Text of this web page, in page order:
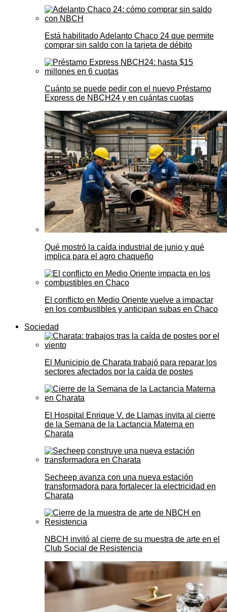
Está habilitado Adelanto Chaco 24 que permite
comprar sin saldo con la tarjeta de débito
Cuánto se puede pedir con el nuevo Préstamo
Express de NBCH24 y en cuántas cuotas
Qué mostró la caída industrial de junio y qué
implica para el agro chaqueño
El conflicto en Medio Oriente vuelve a impactar
en los combustibles y anticipan subas en Chaco
Sociedad
El Municipio de Charata trabajó para reparar los
sectores afectados por la caída de postes
El Hospital Enrique V. de Llamas invita al cierre
de la Semana de la Lactancia Materna en
Charata
Secheep avanza con una nueva estación
transformadora para fortalecer la electricidad en
Charata
NBCH invitó al cierre de su muestra de arte en el
Club Social de Resistencia